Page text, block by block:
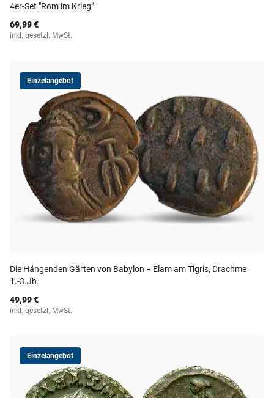
4er-Set "Rom im Krieg"
69,99 €
inkl. gesetzl. MwSt.
Einzelangebot
Die Hängenden Gärten von Babylon − Elam am Tigris, Drachme
1.-3.Jh.
49,99 €
inkl. gesetzl. MwSt.
Einzelangebot